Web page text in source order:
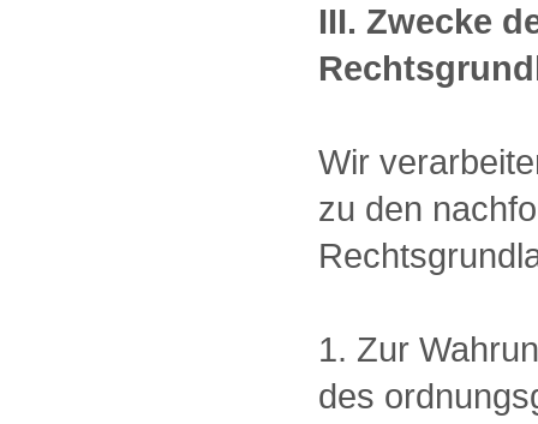
III. Zwecke
Wir
zu den
1. Zur
des